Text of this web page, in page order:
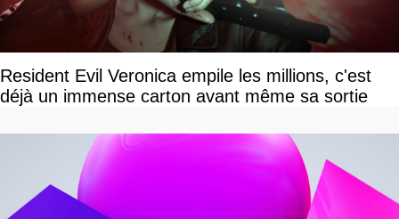
Resident Evil Veronica empile les millions, c'est
déjà un immense carton avant même sa sortie